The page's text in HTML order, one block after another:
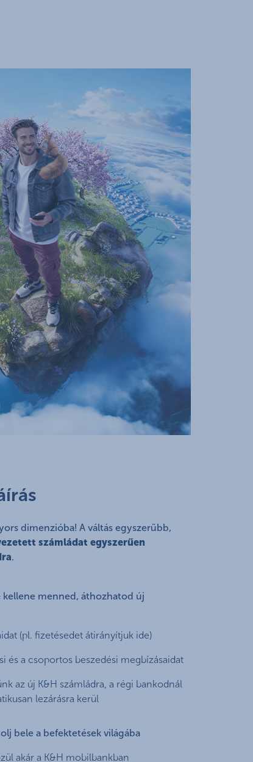
dimenzióba! A váltás egyszerűbb,
számládat egyszerűen
.
menned, áthozhatod új
(pl. fizetésedet átirányítjuk ide)
és a csoportos beszedési megbízásaidat
az új K&H számládra, a régi bankodnál
lezárásra kerül
bele a befektetések világába
akár a K&H mobilbankban